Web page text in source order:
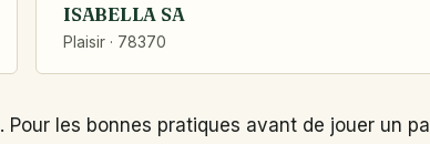
ISABELLA SA
Plaisir · 78370
. Pour les bonnes pratiques avant de jouer un